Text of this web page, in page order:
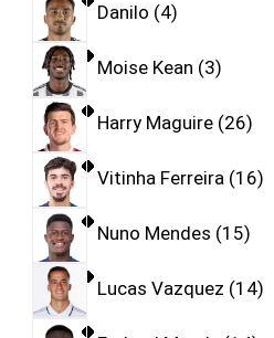
Danilo 4
Moise Kean 3
Harry Maguire 26
Vitinha Ferreira 16
Nuno Mendes 15
Lucas Vazquez 14